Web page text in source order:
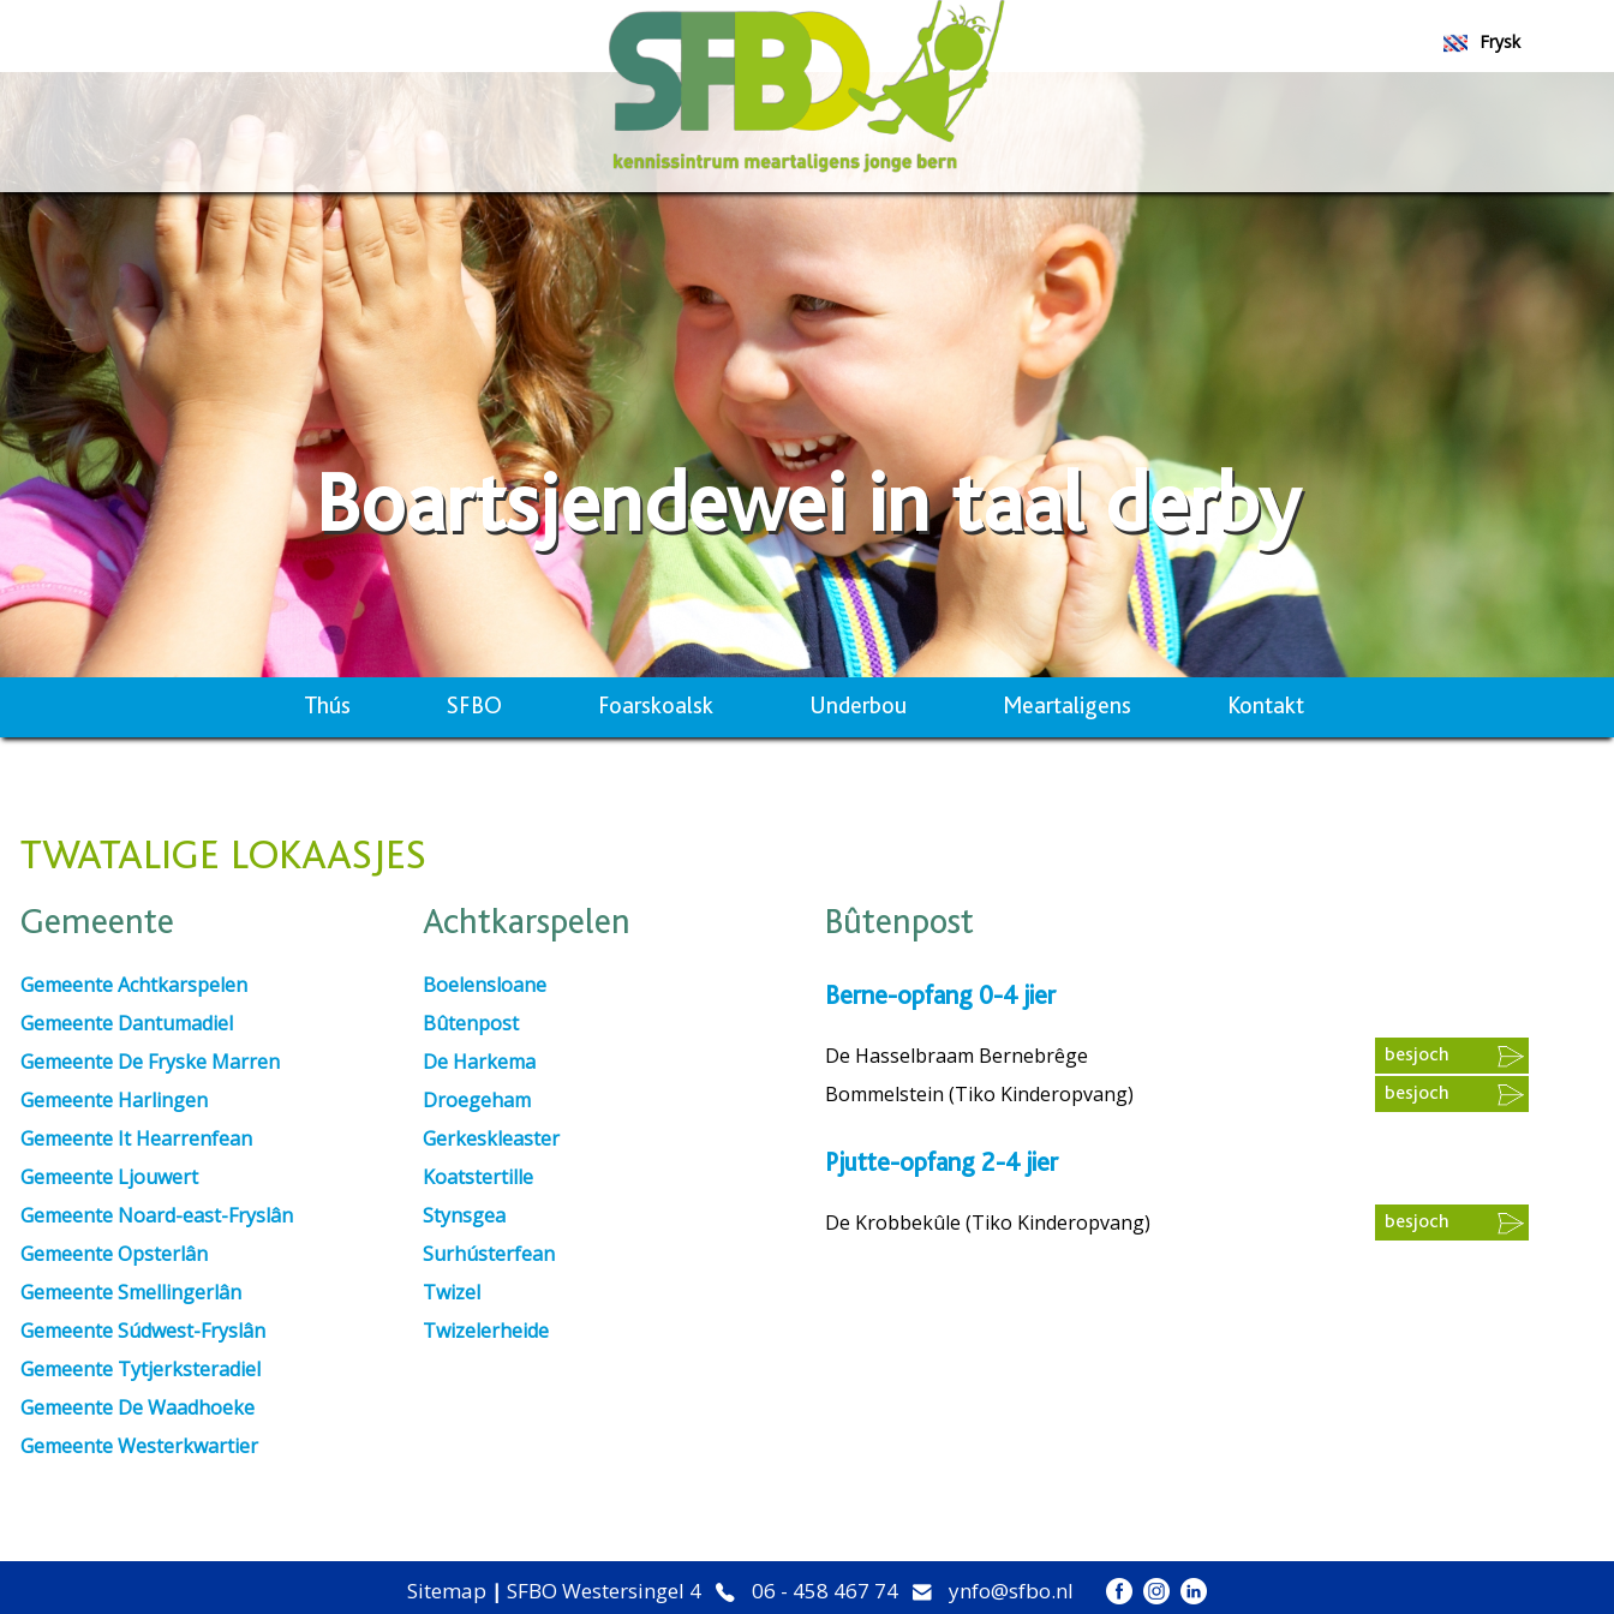
Frysk
Boartsjendewei in taal derby
Thús SFBO Foarskoalsk Underbou Meartaligens Kontakt
TWATALIGE LOKAASJES
Gemeente
Gemeente Achtkarspelen
Gemeente Dantumadiel
Gemeente De Fryske Marren
Gemeente Harlingen
Gemeente It Hearrenfean
Gemeente Ljouwert
Gemeente Noard-east-Fryslân
Gemeente Opsterlân
Gemeente Smellingerlân
Gemeente Súdwest-Fryslân
Gemeente Tytjerksteradiel
Gemeente De Waadhoeke
Gemeente Westerkwartier
Achtkarspelen
Boelensloane
Bûtenpost
De Harkema
Droegeham
Gerkeskleaster
Koatstertille
Stynsgea
Surhústerfean
Twizel
Twizelerheide
Bûtenpost
Berne-opfang 0-4 jier
De Hasselbraam Bernebrêge besjoch
Bommelstein (Tiko Kinderopvang) besjoch
Pjutte-opfang 2-4 jier
De Krobbekûle (Tiko Kinderopvang) besjoch
Sitemap | SFBO Westersingel 4 06 - 458 467 74 ynfo@sfbo.nl